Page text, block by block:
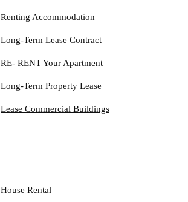
Renting Accommodation
Long-Term Lease Contract
RE- RENT Your Apartment
Long-Term Property Lease
Lease Commercial Buildings
House Rental